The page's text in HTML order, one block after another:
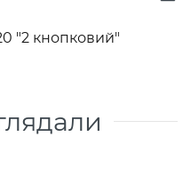
"2 кнопковий"